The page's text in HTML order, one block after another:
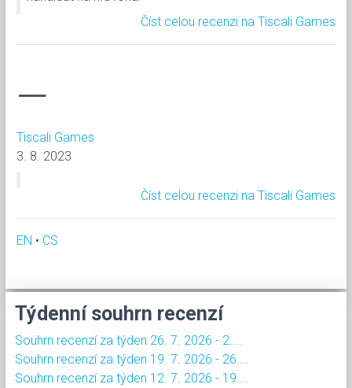
Číst celou recenzi na Tiscali Games
—
Tiscali Games
3. 8. 2023
Číst celou recenzi na Tiscali Games
EN • CS
Týdenní souhrn recenzí
Souhrn recenzí za týden 26. 7. 2026 - 2....
Souhrn recenzí za týden 19. 7. 2026 - 26....
Souhrn recenzí za týden 12. 7. 2026 - 19....